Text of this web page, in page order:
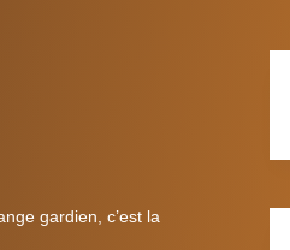
gardien, c’est la